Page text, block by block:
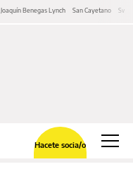
Joaquín Benegas Lynch San Cayetano
Hacete socia/o